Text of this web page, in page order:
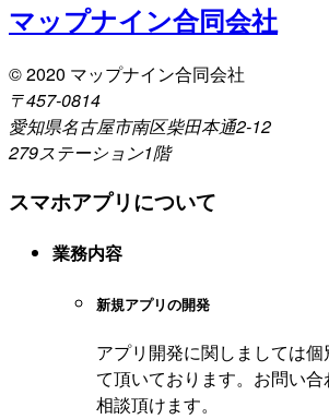
マップナイン合同会社
© 2020 マップナイン合同会社
〒457-0814
愛知県名古屋市南区柴田本通2-12
279ステーション1階
スマホアプリについて
業務内容
新規アプリの開発
アプリ開発に関しましては
て頂いております。お問い
相談頂けます。